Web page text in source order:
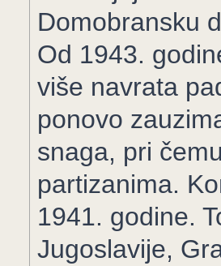
Domobransku
Od 1943.
više navrata
ponovo
snaga, pri
partizanima.
1941. godine.
Jugoslavije,